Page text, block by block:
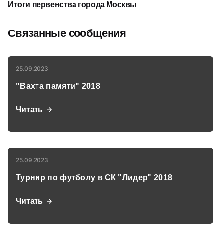
Итоги первенства города Москвы
Связанные сообщения
25.09.2023
"Вахта памяти" 2018
Читать
25.09.2023
Турнир по футболу в СК "Лидер" 2018
Читать